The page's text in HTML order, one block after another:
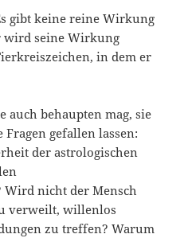
gibt keine reine Wirkung
wird seine Wirkung
in dem er
auch behaupten mag, sie
gefallen lassen:
der astrologischen
nicht der Mensch
verweilt, willenlos
zu treffen? Warum